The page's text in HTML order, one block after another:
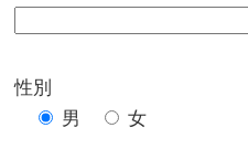
性別
男
女